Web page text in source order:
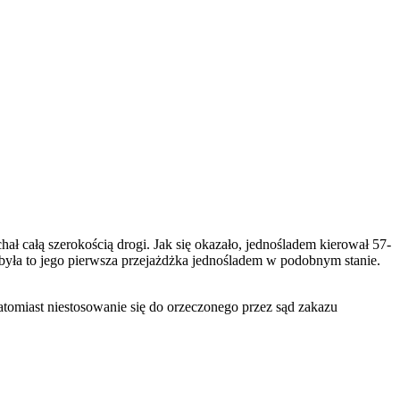
szerokością drogi. Jak się okazało, jednośladem kierował 57-
to jego pierwsza przejażdżka jednośladem w podobnym stanie.
niestosowanie się do orzeczonego przez sąd zakazu